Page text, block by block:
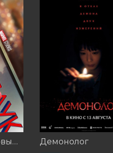
Человек-паук: Новый день (2026) Демонолог